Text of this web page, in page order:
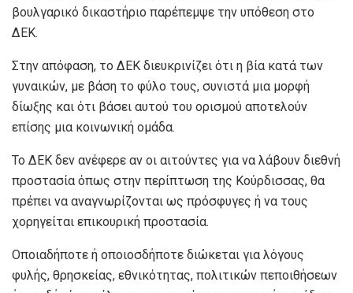
βουλγαρικό δικαστήριο παρέπεμψε την υπόθεση στο
ΔΕΚ.
Στην απόφαση, το ΔΕΚ διευκρινίζει ότι η βία κατά των
γυναικών, με βάση το φύλο τους, συνιστά μια μορφή
δίωξης και ότι βάσει αυτού του ορισμού αποτελούν
επίσης μια κοινωνική ομάδα.
Το ΔΕΚ δεν ανέφερε αν οι αιτούντες για να λάβουν διεθνή
προστασία όπως στην περίπτωση της Κούρδισσας, θα
πρέπει να αναγνωρίζονται ως πρόσφυγες ή να τους
χορηγείται επικουρική προστασία.
Οποιαδήποτε ή οποιοσδήποτε διώκεται για λόγους
φυλής, θρησκείας, εθνικότητας, πολιτικών πεποιθήσεων